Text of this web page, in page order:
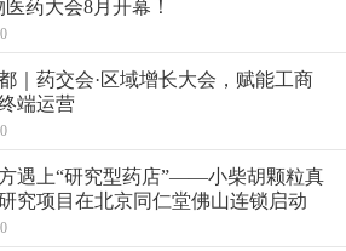
医药大会8月开幕！
｜药交会·区域增长大会，赋能工商
端运营
遇上“研究型药店”——小柴胡颗粒真
究项目在北京同仁堂佛山连锁启动